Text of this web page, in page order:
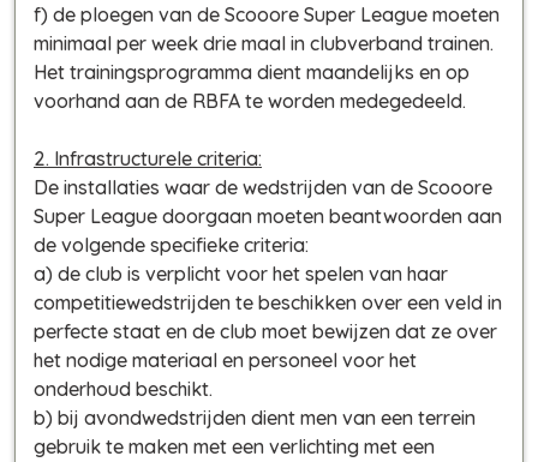
f) de ploegen van de Scooore Super League moeten
minimaal per week drie maal in clubverband trainen.
Het trainingsprogramma dient maandelijks en op
voorhand aan de RBFA te worden medegedeeld.
2. Infrastructurele criteria:
De installaties waar de wedstrijden van de Scooore
Super League doorgaan moeten beantwoorden aan
de volgende specifieke criteria:
a) de club is verplicht voor het spelen van haar
competitiewedstrijden te beschikken over een veld in
perfecte staat en de club moet bewijzen dat ze over
het nodige materiaal en personeel voor het
onderhoud beschikt.
b) bij avondwedstrijden dient men van een terrein
gebruik te maken met een verlichting met een